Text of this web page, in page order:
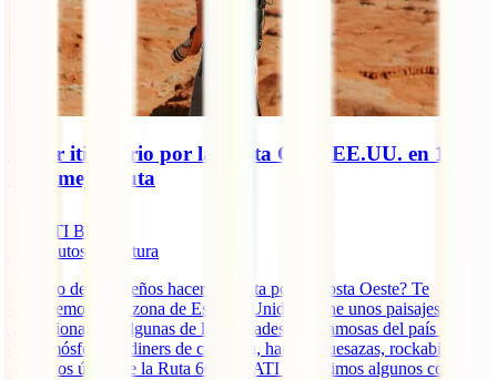
Mejor itinerario por la Costa Oeste EE.UU. en 15
días: mejor ruta
IATI Blog
minutos de lectura
¿Es uno de tus sueños hacer una ruta por la Costa Oeste? Te
entendemos, esta zona de Estados Unidos reúne unos paisajes
impresionantes, algunas de las ciudades más famosas del país y en
esa atmósfera de diners de carretera, hamburguesazas, rockabillies y
cochazos única de la Ruta 66. En IATI ya te dimos algunos consejos